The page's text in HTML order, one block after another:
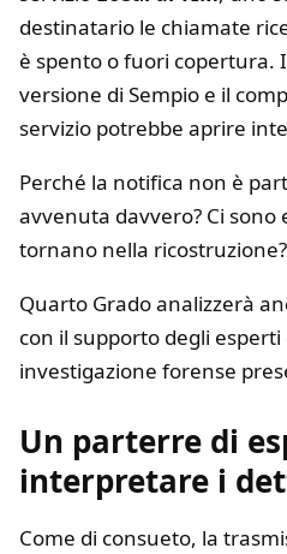
destinatario le chiamate
è spento o fuori copertura.
versione di Sempio e il
servizio potrebbe aprire
Perché la notifica non è
avvenuta davvero? Ci
tornano nella ricostruzione?
Quarto Grado analizzerà
con il supporto degli
investigazione forense
Un parterre di
interpretare i
Come di consueto, la